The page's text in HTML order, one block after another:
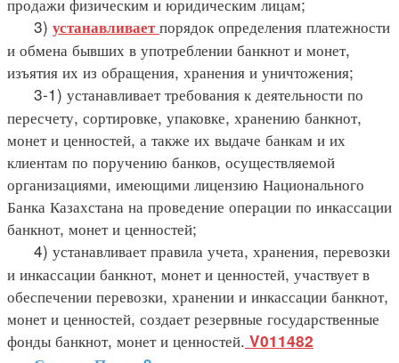
3) устанавливаетпорядок определения платежности
и обмена бывших в употреблении банкнот и монет,
изъятия их из обращения, хранения и уничтожения;
3-1) устанавливает требования к деятельности по
пересчету, сортировке, упаковке, хранению банкнот,
монет и ценностей, а также их выдаче банкам и их
клиентам по поручению банков, осуществляемой
организациями, имеющими лицензию Национального
Банка Казахстана на проведение операции по инкассации
банкнот, монет и ценностей;
4) устанавливает правила учета, хранения, перевозки
и инкассации банкнот, монет и ценностей, участвует в
обеспечении перевозки, хранении и инкассации банкнот,
монет и ценностей, создает резервные государственные
фонды банкнот, монет и ценностей. V011482